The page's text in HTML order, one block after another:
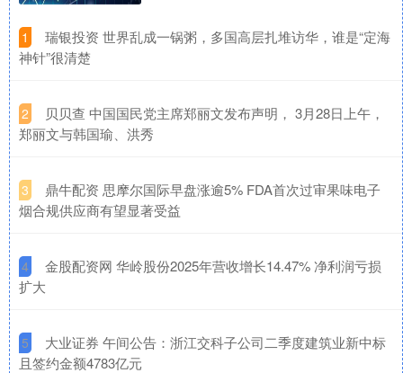
1
​瑞银投资 世界乱成一锅粥，多国高层扎堆访华，谁是“定海
神针”很清楚
2
​贝贝查 中国国民党主席郑丽文发布声明， 3月28日上午，
郑丽文与韩国瑜、洪秀
3
​鼎牛配资 思摩尔国际早盘涨逾5% FDA首次过审果味电子
烟合规供应商有望显著受益
4
​金股配资网 华岭股份2025年营收增长14.47% 净利润亏损
扩大
5
​大业证券 午间公告：浙江交科子公司二季度建筑业新中标
且签约金额4783亿元